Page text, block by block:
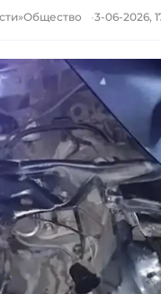
»Общество 3-06-2026,